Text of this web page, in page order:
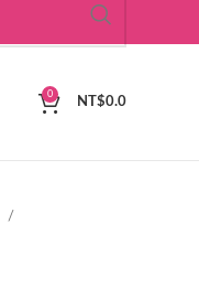
0
NT$0.0